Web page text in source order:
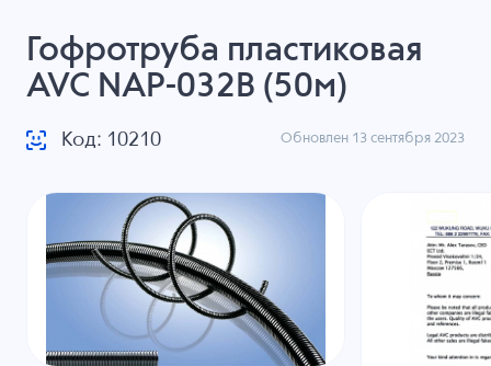
Гофротруба пластиковая
AVC NAP-032B (50м)
Код: 10210 Обновлен 13 сентября 2023